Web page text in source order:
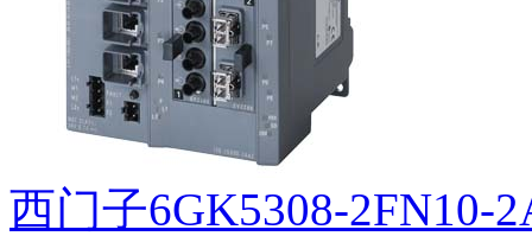
西门子6GK5308-2FN10-